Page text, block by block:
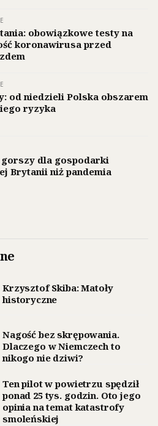
obowiązkowe testy na
koronawirusa przed
od niedzieli Polska obszarem
ryzyka
dla gospodarki
Brytanii niż pandemia
Krzysztof Skiba: Matoły
historyczne
Nagość bez skrępowania.
Dlaczego w Niemczech to
nikogo nie dziwi?
Ten pilot w powietrzu spędził
ponad 25 tys. godzin. Oto jego
opinia na temat katastrofy
smoleńskiej